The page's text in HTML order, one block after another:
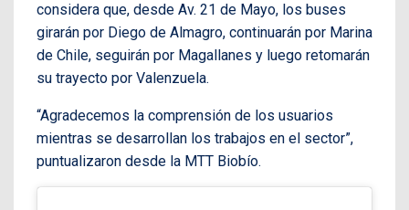
considera que, desde Av. 21 de Mayo, los buses
girarán por Diego de Almagro, continuarán por Marina
de Chile, seguirán por Magallanes y luego retomarán
su trayecto por Valenzuela.
“Agradecemos la comprensión de los usuarios
mientras se desarrollan los trabajos en el sector”,
puntualizaron desde la MTT Biobío.